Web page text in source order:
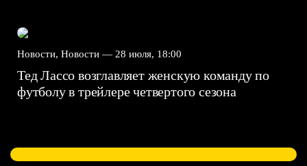
Новости, Новости — 28 июля, 18:00
Тед Лассо возглавляет женскую команду по
футболу в трейлере четвертого сезона